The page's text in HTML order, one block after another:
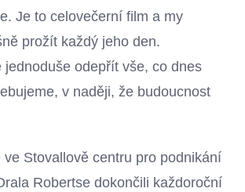
Je to celovečerní film a my
prožít každý jeho den.
jednoduše odepřít vše, co dnes
v naději, že budoucnost
ve Stovallově centru pro podnikání
Robertse dokončili každoroční